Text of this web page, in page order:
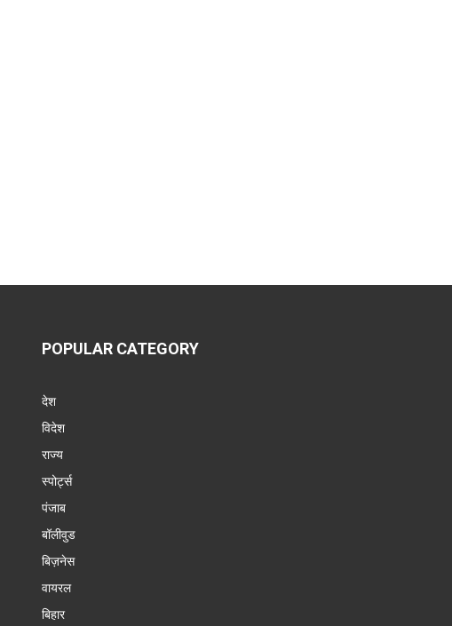
POPULAR CATEGORY
देश
विदेश
राज्य
स्पोर्ट्स
पंजाब
बॉलीवुड
बिज़नेस
वायरल
बिहार